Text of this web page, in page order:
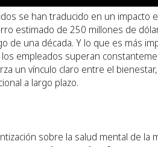
se han traducido en un impacto
estimado de 250 millones de
de una década. Y lo que es más
empleados superan
un vínculo claro entre el
a largo plazo.
sobre la salud mental de la